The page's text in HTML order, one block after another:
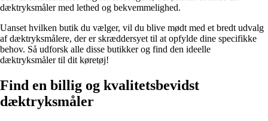
dæktryksmåler med lethed og bekvemmelighed.
Uanset hvilken butik du vælger, vil du blive mødt med et bredt udvalg
af dæktryksmålere, der er skræddersyet til at opfylde dine specifikke
behov. Så udforsk alle disse butikker og find den ideelle
dæktryksmåler til dit køretøj!
Find en billig og kvalitetsbevidst
dæktryksmåler